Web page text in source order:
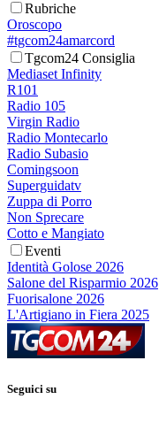
Rubriche
Oroscopo
#tgcom24amarcord
Tgcom24 Consiglia
Mediaset Infinity
R101
Radio 105
Virgin Radio
Radio Montecarlo
Radio Subasio
Comingsoon
Superguidatv
Zuppa di Porro
Non Sprecare
Cotto e Mangiato
Eventi
Identità Golose 2026
Salone del Risparmio 2026
Fuorisalone 2026
L'Artigiano in Fiera 2025
Seguici su